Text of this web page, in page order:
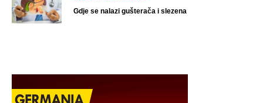
Gdje se nalazi gušterača i slezena